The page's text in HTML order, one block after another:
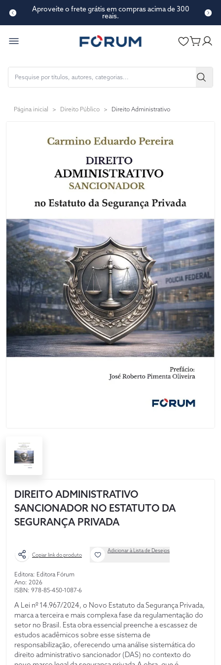
Aproveite o frete grátis em compras acima de 300
reais.
Página inicial > Direito Público > Direito Administrativo
DIREITO ADMINISTRATIVO
SANCIONADOR NO ESTATUTO DA
SEGURANÇA PRIVADA
Copiar link do produto
Adicionar à Lista de Desejos
Editora: Editora Fórum
Ano: 2026
ISBN: 978-85-450-1087-6
A Lei nº 14.967/2024, o Novo Estatuto da Segurança Privada,
marca a terceira e mais complexa fase da regulamentação do
setor no Brasil. Esta obra essencial preenche a escassez de
estudos acadêmicos sobre esse sistema de
responsabilização, oferecendo uma análise sistemática do
direito administrativo sancionador (DAS) no contexto do